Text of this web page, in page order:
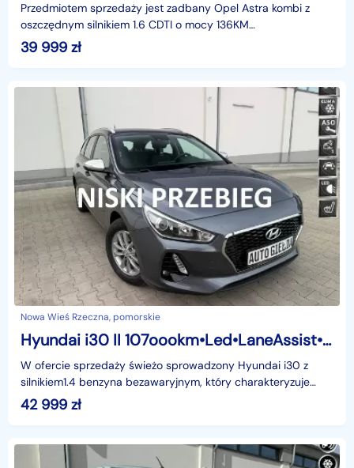
Przedmiotem sprzedaży jest zadbany Opel Astra kombi z
oszczędnym silnikiem 1.6 CDTI o mocy 136KM
(100kw).Samochód z polskiego salonu, bezwypadkowy,
żaden elemen
39 999 zł
Nowa Wieś Rzeczna, pomorskie
Hyundai i30 II 107oookm•Led•LaneAssist•Super stan
W ofercie sprzedaży świeżo sprowadzony Hyundai i30 z
silnikiem1.4 benzyna bezawaryjnym, który charakteryzuje
świetne osiągi i niskie spalanie. Auto sprowadzone
42 999 zł